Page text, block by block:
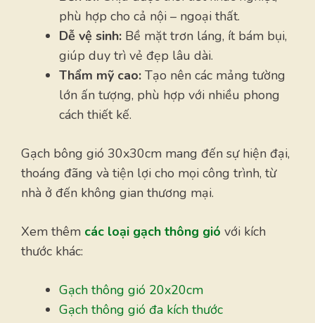
phù hợp cho cả nội – ngoại thất.
Dễ vệ sinh: Bề mặt trơn láng, ít bám bụi,
giúp duy trì vẻ đẹp lâu dài.
Thẩm mỹ cao: Tạo nên các mảng tường
lớn ấn tượng, phù hợp với nhiều phong
cách thiết kế.
Gạch bông gió 30x30cm mang đến sự hiện đại,
thoáng đãng và tiện lợi cho mọi công trình, từ
nhà ở đến không gian thương mại.
Xem thêm các loại gạch thông gió với kích
thước khác:
Gạch thông gió 20x20cm
Gạch thông gió đa kích thước